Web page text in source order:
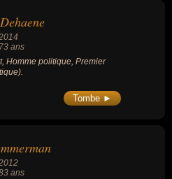
, 73 ans
Homme politique, Premier
Tombe ►
ans